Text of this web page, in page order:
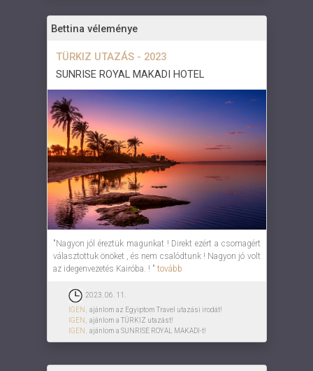
Bettina véleménye
TÜRKIZ UTAZÁS - 2023
SUNRISE ROYAL MAKADI HOTEL
"Nagyon jól éreztük magunkat ! Direkt ezért a csomagért
választottuk önöket , és nem csalódtunk ! Nagyon jó volt
az idegenvezetés Kairóba. ! " tovább
2023. 06. 11.
IGEN, ajánlom az Egyiptom Travel utazási irodát!
IGEN, ajánlom a TÜRKIZ utazást!
IGEN, ajánlom a SUNRISE ROYAL MAKADI-t!